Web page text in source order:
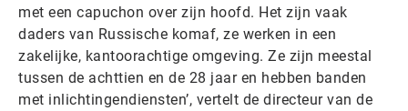
met een capuchon over zijn hoofd. Het zijn vaak
daders van Russische komaf, ze werken in een
zakelijke, kantoorachtige omgeving. Ze zijn meestal
tussen de achttien en de 28 jaar en hebben banden
met inlichtingendiensten’, vertelt de directeur van de